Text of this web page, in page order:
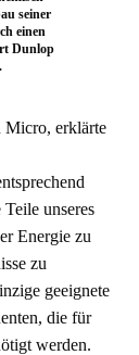
seiner
einen
Dunlop
Micro, erklärte
unseres
Energie zu
zu
geeignete
die für
werden.